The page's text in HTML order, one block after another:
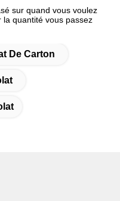
sur quand vous voulez
quantité vous passez
De Carton